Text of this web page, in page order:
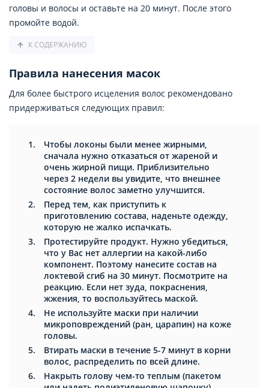
головы и волосы и оставьте на 20 минут. После этого
промойте водой.
К СОДЕРЖАНИЮ
Правила нанесения масок
Для более быстрого исцеления волос рекомендовано
придерживаться следующих правил:
Чтобы локоны были менее жирными,
сначала нужно отказаться от жареной и
очень жирной пищи. Приблизительно
через 2 недели вы увидите, что внешнее
состояние волос заметно улучшится.
Перед тем, как приступить к
приготовлению состава, наденьте одежду,
которую не жалко испачкать.
Протестируйте продукт. Нужно убедиться,
что у Вас нет аллергии на какой-либо
компонент. Поэтому нанесите состав на
локтевой сгиб на 30 минут. Посмотрите на
реакцию. Если нет зуда, покраснения,
жжения, то воспользуйтесь маской.
Не используйте маски при наличии
микроповреждений (ран, царапин) на коже
головы.
Втирать маски в течение 5-7 минут в корни
волос, распределить по всей длине.
Накрыть голову чем-то теплым (пакетом